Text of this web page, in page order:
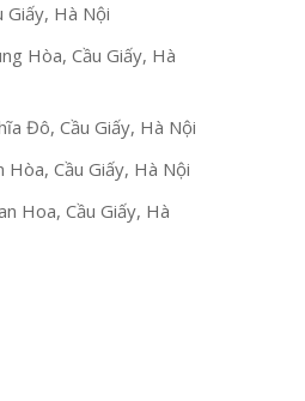
Giấy, Hà Nội
Hòa, Cầu Giấy, Hà
Đô, Cầu Giấy, Hà Nội
Hòa, Cầu Giấy, Hà Nội
Hoa, Cầu Giấy, Hà